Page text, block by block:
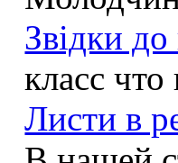
Звідки
класс
Листи в